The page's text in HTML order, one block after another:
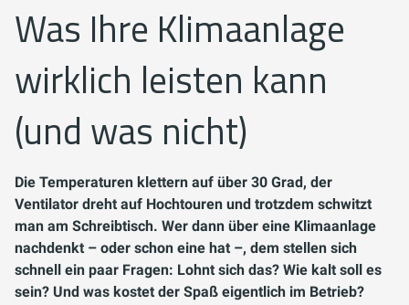
Was Ihre Klimaanlage
wirklich leisten kann
(und was nicht)
Die Temperaturen klettern auf über 30 Grad, der
Ventilator dreht auf Hochtouren und trotzdem schwitzt
man am Schreibtisch. Wer dann über eine Klimaanlage
nachdenkt – oder schon eine hat –, dem stellen sich
schnell ein paar Fragen: Lohnt sich das? Wie kalt soll es
sein? Und was kostet der Spaß eigentlich im Betrieb?